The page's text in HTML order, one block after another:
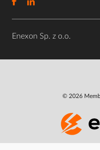
Enexon Sp. z o.o.
© 2026